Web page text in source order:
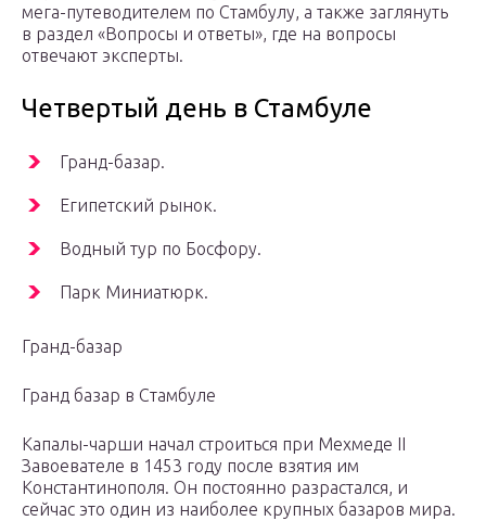
мега-путеводителем по Стамбулу, а также заглянуть
в раздел «Вопросы и ответы», где на вопросы
отвечают эксперты.
Четвертый день в Стамбуле
Гранд-базар.
Египетский рынок.
Водный тур по Босфору.
Парк Миниатюрк.
Гранд-базар
Гранд базар в Стамбуле
Капалы-чарши начал строиться при Мехмеде II
Завоевателе в 1453 году после взятия им
Константинополя. Он постоянно разрастался, и
сейчас это один из наиболее крупных базаров мира.